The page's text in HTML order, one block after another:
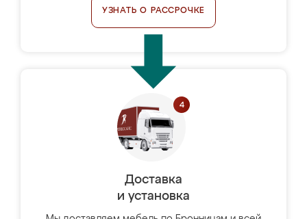
УЗНАТЬ О РАССРОЧКЕ
Доставка
и установка